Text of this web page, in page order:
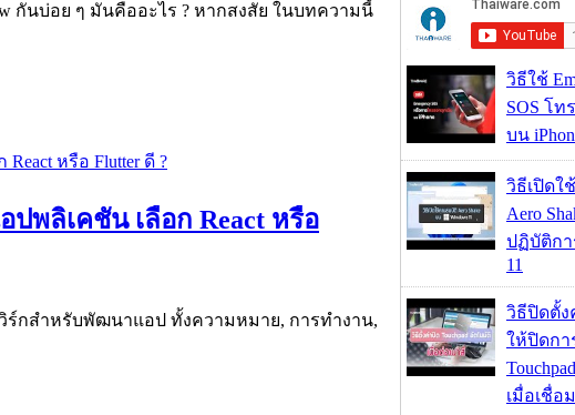
กันบ่อย ๆ มันคืออะไร ? หากสงสัย ในบทความนี้
ปพลิเคชัน เลือก React หรือ
เวิร์กสำหรับพัฒนาแอป ทั้งความหมาย, การทำงาน,
วิธีใช้
SOS โ
บน
วิธีเปิด
Aero
ปฏิบัติกา
11
วิธีปิดตั้
ให้ปิดกา
เมื่อเชื่อ